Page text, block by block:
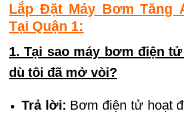
Lắp Đặt Máy Bơm Tăng
Tại Quận 1:
1. Tại sao máy bơm điện
dù tôi đã mở vòi?
Trả lời: Bơm điện tử hoạt